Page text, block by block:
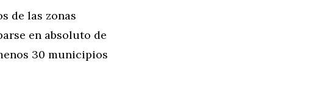
de las zonas
en absoluto de
30 municipios